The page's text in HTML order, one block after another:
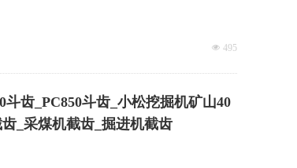
特390斗齿，卡特385斗齿，沃尔沃360尖齿420
넶 495
斗齿_PC850斗齿_小松挖掘机矿山40
_采煤机截齿_掘进机截齿